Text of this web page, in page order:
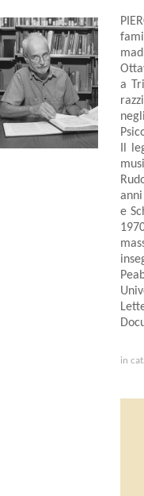
a
Il
e
in